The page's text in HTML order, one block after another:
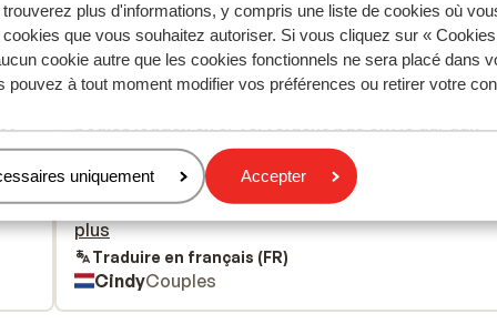
plus d'informations, y compris une liste de cookies où
que vous souhaitez autoriser. Si vous cliquez sur «
cookie autre que les cookies fonctionnels ne sera placé dans
pouvez à tout moment modifier vos préférences ou retirer votre
uniquement Accepter
Réservé principalement par
,
9
8.0 Excellent
25 juin
Het moet echt niet mogen dat mensen
bedjes leggen en er vervolgens pas om 16 uur aan
komen terwijl anderen de hele dag geen bedje
Absurd! Hotel deed er niets aan -> ondanks
wer zelfs geadviseers om het ook te doen, met als
gevolg; elke dag om 5.40 uur de wekker in de
vakantie..... en wij bleven dan wel op het bedje
Wel zo netjes
Het moet echt niet mogen dat mensen
bedjes leggen en er vervolgens pas om 16 uur aan
komen terwijl anderen de hele dag geen bedje
Absurd! Hotel deed er niets aan -> ondanks
wer zelfs geadviseers om het ook te doen, met
plus
Traduire en français (FR)
CindyCouples